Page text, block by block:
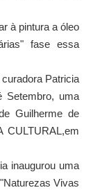
à pintura a óleo
fase essa
Patricia
Setembro, uma
Guilherme de
CULTURAL,em
inaugurou uma
Vivas